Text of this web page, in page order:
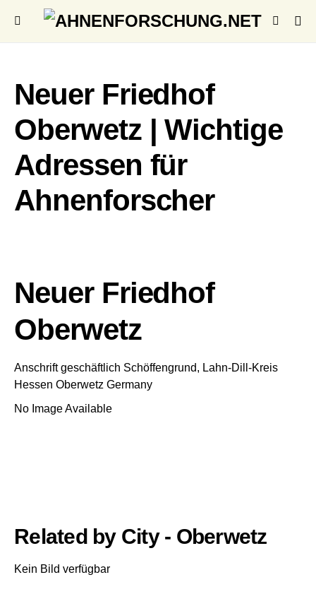
Neuer Friedhof
Oberwetz | Wichtige
Adressen für
Ahnenforscher
Neuer Friedhof
Oberwetz
Anschrift geschäftlich Schöffengrund, Lahn-Dill-Kreis
Hessen Oberwetz Germany
No Image Available
Related by City - Oberwetz
Kein Bild verfügbar